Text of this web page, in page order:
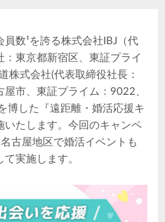
数¹を誇る株式会社IBJ（代
東京都新宿区、東証プライ
株式会社(代表取締役社長：
市、東証プライム：9022、
博した『遠距離・婚活応援キ
いたします。今回のキャンペ
古屋地区で婚活イベントも
実施します。